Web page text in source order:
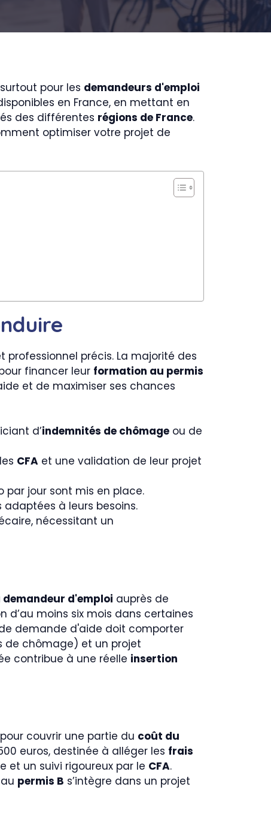
pour les demandeurs d'emploi
en France, en mettant en
des différentes régions de France.
optimiser votre projet de
précis. La majorité des
financer leur formation au permis
et de maximiser ses chances
d’indemnités de chômage ou de
CFA et une validation de leur projet
par jour sont mis en place.
à leurs besoins.
nécessitant un
d'emploi auprès de
d’au moins six mois dans certaines
de demande d'aide doit comporter
de chômage) et un projet
contribue à une réelle insertion
couvrir une partie du coût du
euros, destinée à alléger les frais
et un suivi rigoureux par le CFA.
permis B s’intègre dans un projet